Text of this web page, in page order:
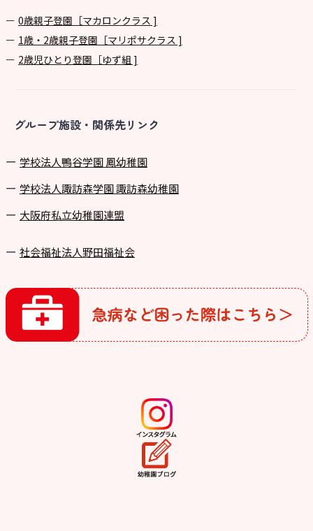
0歳親子登園［マカロンクラス ]
1歳・2歳親子登園［マリポサクラス ]
2歳児ひとり登園［ゆず組 ]
グループ施設・関係先リンク
学校法⼈鴨⾕学園 鳳幼稚園
学校法⼈諏訪森学園 諏訪森幼稚園
⼤阪府私⽴幼稚園連盟
社会福祉法人野田福祉会